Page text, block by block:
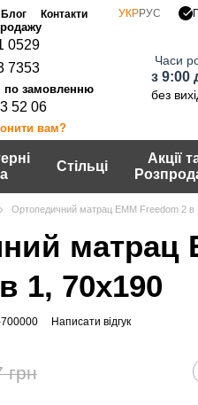
Блог
Контакти
УКРРУС
0529
7353
52 06
вам?
Часи
з 9:00
без
Стільці
Акції
Ортопедичний матрац ЕММ Freedom 2 в
1, 70x190
Написати відгук
грн